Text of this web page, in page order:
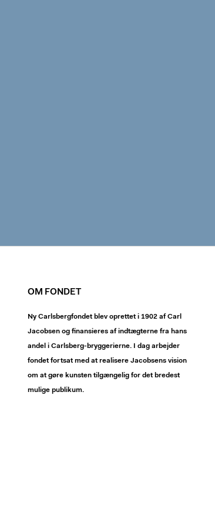
OM FONDET
Ny Carlsbergfondet blev oprettet i 1902 af Carl
Jacobsen og finansieres af indtægterne fra hans
andel i Carlsberg-bryggerierne. I dag arbejder
fondet fortsat med at realisere Jacobsens vision
om at gøre kunsten tilgængelig for det bredest
mulige publikum.